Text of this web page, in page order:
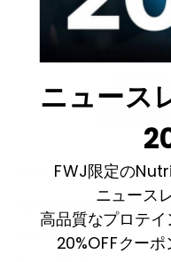
policy
Specified
privacy policy
ニュース
FWJ限定の
ニュース
高品質なプロテ
20%OFFクーポ